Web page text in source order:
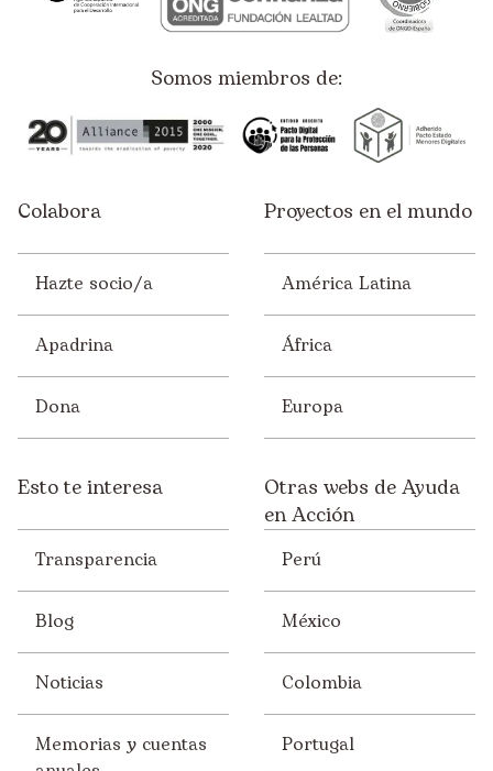
Somos miembros de:
Colabora
Hazte socio/a
Apadrina
Dona
Proyectos en el mundo
América Latina
África
Europa
Esto te interesa
Transparencia
Blog
Noticias
Memorias y cuentas
Otras webs de Ayuda
en Acción
Perú
México
Colombia
Portugal